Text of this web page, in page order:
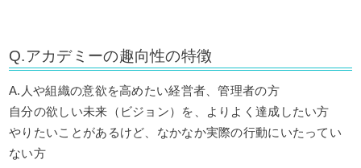
Q.アカデミーの趣向性の特徴
A.人や組織の意欲を高めたい経営者、管理者の方
自分の欲しい未来（ビジョン）を、よりよく達成したい方
やりたいことがあるけど、なかなか実際の行動にいたってい
ない方